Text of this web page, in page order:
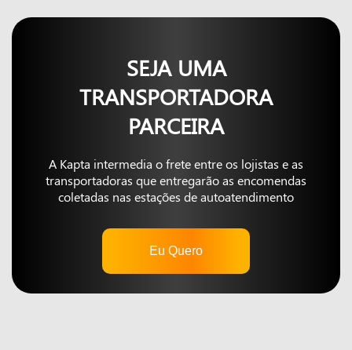
SEJA UMA
TRANSPORTADORA
PARCEIRA
A Kapta intermedia o frete entre os lojistas e as
transportadoras que entregarão as encomendas
coletadas nas estações de autoatendimento
Eu Quero